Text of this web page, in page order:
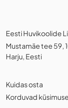
Eesti Huvikoolide
Mustamäe tee 59,
Harju, Eesti
Kuidas osta
Korduvad